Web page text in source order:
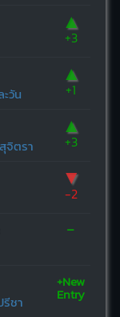
▲
+3
วัน
▲
+1
จิตรา
▲
+3
▼
-2
-
ชา
+New
Entry